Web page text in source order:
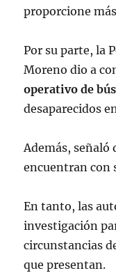
proporcione
Por su parte, la
Moreno dio a
operativo de
desaparecidos
Además, señaló
encuentran con
En tanto, las
investigación
circunstancias
que presentan.